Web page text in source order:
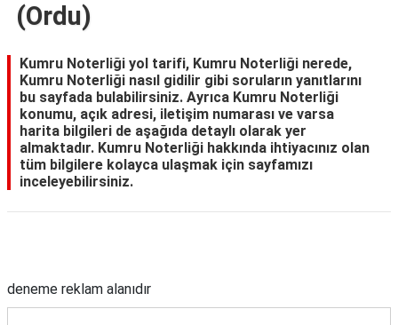
(Ordu)
Kumru Noterliği yol tarifi, Kumru Noterliği nerede,
Kumru Noterliği nasıl gidilir gibi soruların yanıtlarını
bu sayfada bulabilirsiniz. Ayrıca Kumru Noterliği
konumu, açık adresi, iletişim numarası ve varsa
harita bilgileri de aşağıda detaylı olarak yer
almaktadır. Kumru Noterliği hakkında ihtiyacınız olan
tüm bilgilere kolayca ulaşmak için sayfamızı
inceleyebilirsiniz.
deneme reklam alanıdır